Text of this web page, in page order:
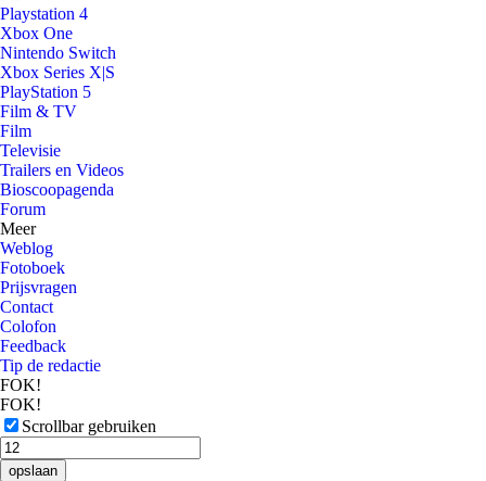
Playstation 4
Xbox One
Nintendo Switch
Xbox Series X|S
PlayStation 5
Film & TV
Film
Televisie
Trailers en Videos
Bioscoopagenda
Forum
Meer
Weblog
Fotoboek
Prijsvragen
Contact
Colofon
Feedback
Tip de redactie
FOK!
FOK!
Scrollbar gebruiken
opslaan